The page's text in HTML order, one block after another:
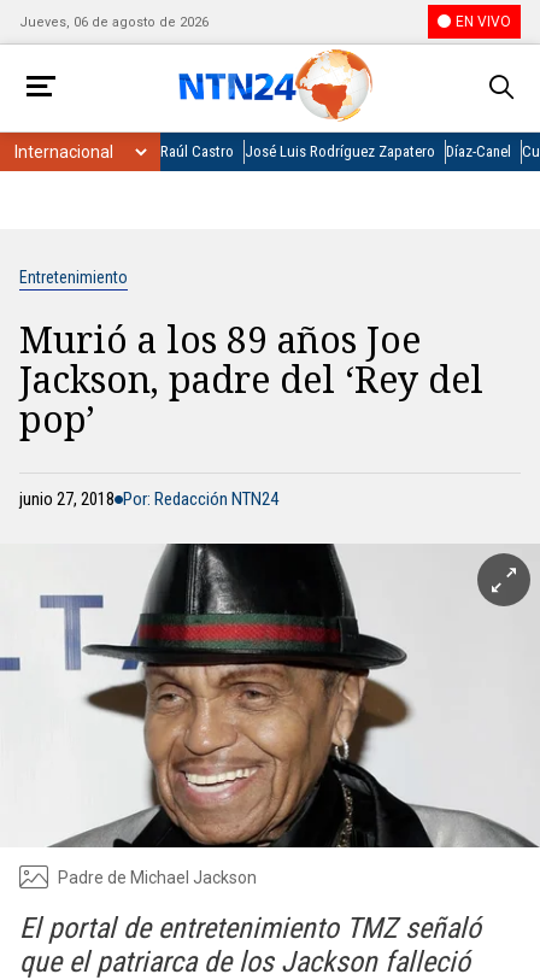
Jueves, 06 de agosto de 2026 EN VIVO
Raúl Castro José Luis Rodríguez Zapatero Díaz-Canel
Entretenimiento
Murió a los 89 años Joe
Jackson, padre del ‘Rey del
pop’
junio 27, 2018 Por: Redacción NTN24
Padre de Michael Jackson
El portal de entretenimiento TMZ señaló
que el patriarca de los Jackson falleció